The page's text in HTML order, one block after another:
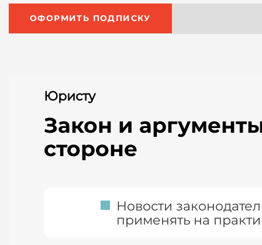
ОФОРМИТЬ ПОДПИСКУ
Юристу
Закон и
стороне
Новости
применять на